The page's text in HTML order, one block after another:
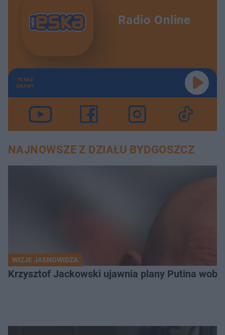
Radio Online
TERAZ
GRAMY
NAJNOWSZE Z DZIAŁU BYDGOSZCZ
WIZJE JASNOWIDZA
Krzysztof Jackowski ujawnia plany Putina